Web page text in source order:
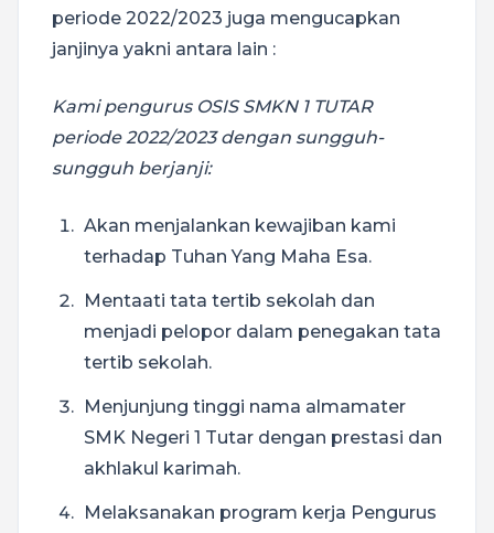
periode 2022/2023 juga mengucapkan
janjinya yakni antara lain :
Kami pengurus OSIS SMKN 1 TUTAR
periode 2022/2023 dengan sungguh-
sungguh berjanji:
Akan menjalankan kewajiban kami
terhadap Tuhan Yang Maha Esa.
Mentaati tata tertib sekolah dan
menjadi pelopor dalam penegakan tata
tertib sekolah.
Menjunjung tinggi nama almamater
SMK Negeri 1 Tutar dengan prestasi dan
akhlakul karimah.
Melaksanakan program kerja Pengurus